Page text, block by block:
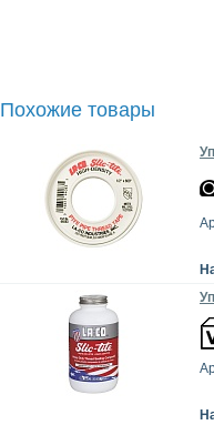
Похожие товары